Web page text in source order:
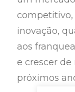
competitivo,
inovação,
aos
e crescer
próximos